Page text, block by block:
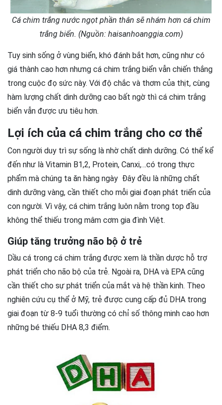
Cá chim trắng nước ngọt phần thân sẽ nhám hơn cá chim
trắng biển. (Nguồn: haisanhoanggia.com)
Tuy sinh sống ở vùng biển, khó đánh bắt hơn, cũng như có
giá thành cao hơn nhưng cá chim trắng biển vẫn chiến thắng
trong cuộc đọ sức này. Với độ chắc và thơm của thịt, cùng
hàm lượng chất dinh dưỡng cao bất ngờ thì cá chim trắng
biển vẫn được ưu tiêu hơn.
Lợi ích của cá chim trắng cho cơ thể
Con người duy trì sự sống là nhờ chất dinh dưỡng. Có thể kể
đến như là Vitamin B1,2, Protein, Canxi,…có trong thực
phẩm mà chúng ta ăn hàng ngày Đây đều là những chất
dinh dưỡng vàng, cần thiết cho mỗi giai đoạn phát triển của
con người. Vì vậy, cá chim trắng luôn nằm trong top đầu
không thể thiếu trong mâm cơm gia đình Việt.
Giúp tăng trưởng não bộ ở trẻ
Dầu cá trong cá chim trắng được xem là thần dược hỗ trợ
phát triển cho não bộ của trẻ. Ngoài ra, DHA và EPA cũng
cần thiết cho sự phát triển của mắt và hệ thần kinh. Theo
nghiên cứu cụ thể ở Mỹ, trẻ được cung cấp đủ DHA trong
giai đoạn từ 8-9 tuổi thường có chỉ số thông minh cao hơn
những bé thiếu DHA 8,3 điểm.